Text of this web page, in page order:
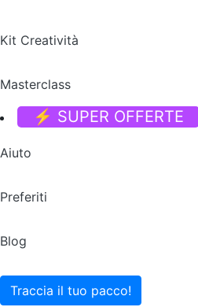
Kit Creatività
Masterclass
⚡ SUPER OFFERTE
Aiuto
Preferiti
Blog
Traccia il tuo pacco!